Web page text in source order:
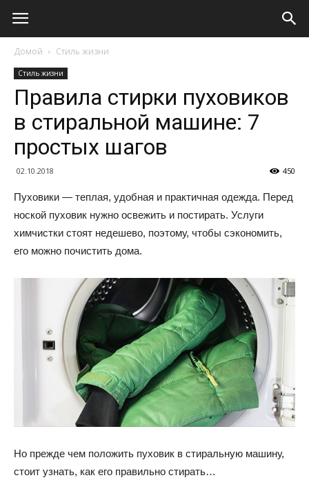
Домой Стиль жизни
Стиль жизни
Правила стирки пуховиков
в стиральной машине: 7
простых шагов
02.10.2018 450
Пуховики — теплая, удобная и практичная одежда. Перед
ноской пуховик нужно освежить и постирать. Услуги
химчистки стоят недешево, поэтому, чтобы сэкономить,
его можно почистить дома.
Но прежде чем положить пуховик в стиральную машину,
стоит узнать, как его правильно стирать…